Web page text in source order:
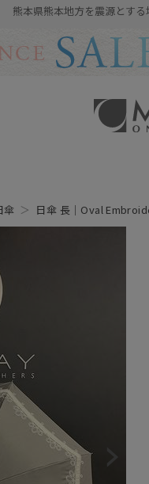
熊本県熊本地方を震源とす
SHOP（
傘 ＞ 日傘 長｜Oval